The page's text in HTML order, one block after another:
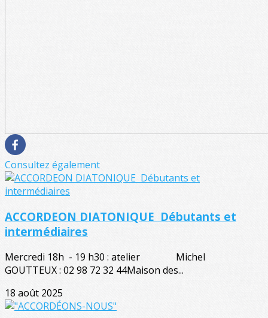
Consultez également
ACCORDEON DIATONIQUE Débutants et
intermédiaires
Mercredi 18h - 19 h30 : atelier Michel
GOUTTEUX : 02 98 72 32 44Maison des...
18 août 2025